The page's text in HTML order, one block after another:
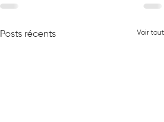
Posts récents Voir tout